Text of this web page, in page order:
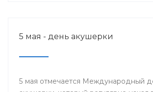
5 мая - день акушерки
5 мая отмечается Международный